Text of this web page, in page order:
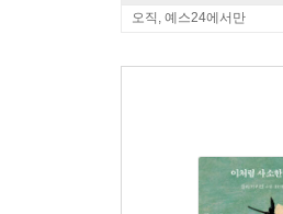
오직, 예스24에서만